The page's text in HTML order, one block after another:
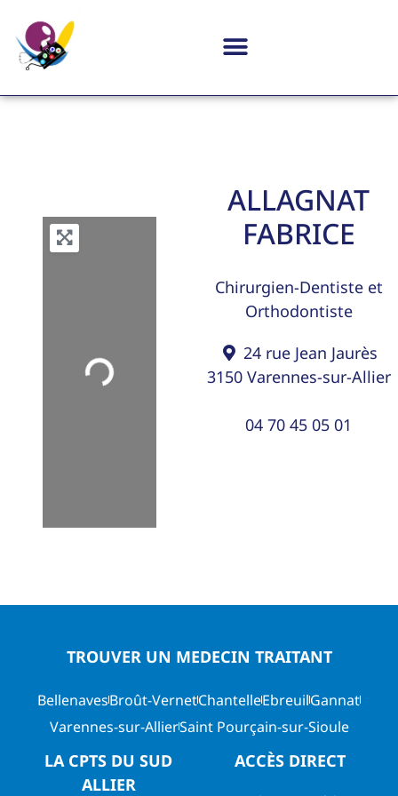
Loading...
ALLAGNAT
FABRICE
Chirurgien-Dentisteet
Orthodontiste
24 rue Jean Jaurès
3150 Varennes-sur-Allier
04 70 45 05 01
TROUVER UN MEDECIN TRAITANT
BellenavesBroût-VernetChantelleEbreuilGannat
Varennes-sur-AllierSaint Pourçain-sur-Sioule
LA CPTS DU SUD
ALLIER
ACCÈS DIRECT